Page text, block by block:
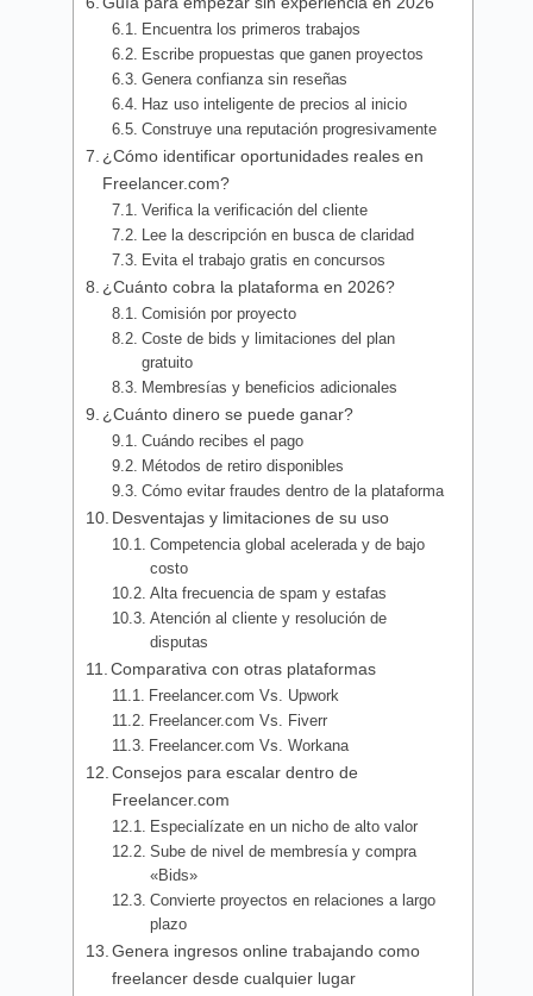
Encuentra los primeros trabajos
Escribe propuestas que ganen proyectos
Genera confianza sin reseñas
Haz uso inteligente de precios al inicio
Construye una reputación progresivamente
¿Cómo identificar oportunidades reales en
Freelancer.com?
Verifica la verificación del cliente
Lee la descripción en busca de claridad
Evita el trabajo gratis en concursos
¿Cuánto cobra la plataforma en 2026?
Comisión por proyecto
Coste de bids y limitaciones del plan
gratuito
Membresías y beneficios adicionales
¿Cuánto dinero se puede ganar?
Cuándo recibes el pago
Métodos de retiro disponibles
Cómo evitar fraudes dentro de la plataforma
Desventajas y limitaciones de su uso
Competencia global acelerada y de bajo
costo
Alta frecuencia de spam y estafas
Atención al cliente y resolución de
disputas
Comparativa con otras plataformas
Freelancer.com Vs. Upwork
Freelancer.com Vs. Fiverr
Freelancer.com Vs. Workana
Consejos para escalar dentro de
Freelancer.com
Especialízate en un nicho de alto valor
Sube de nivel de membresía y compra
«Bids»
Convierte proyectos en relaciones a largo
plazo
Genera ingresos online trabajando como
freelancer desde cualquier lugar